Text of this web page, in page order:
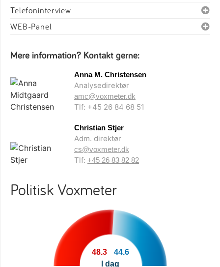
Telefoninterview
WEB-Panel
Mere information? Kontakt gerne:
Anna M. Christensen
Analysedirektør
amc@voxmeter.dk
Tlf: +45 26 84 68 51
Christian Stjer
Adm. direktør
cs@voxmeter.dk
Tlf: +45 26 83 82 82
Politisk Voxmeter
48.3
44.6
I dag